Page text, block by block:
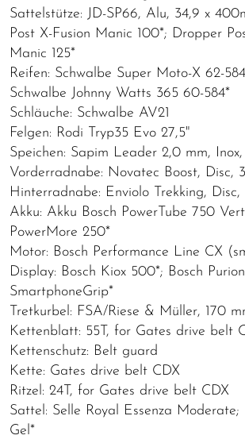
Sattelstütze: JD-SP66, Alu, 34,9 x
Post X-Fusion Manic 100*; Dropper
Manic 125*
Reifen: Schwalbe Super Moto-X 62-
Schwalbe Johnny Watts 365 60-584*
Schläuche: Schwalbe AV21
Felgen: Rodi Tryp35 Evo 27,5"
Speichen: Sapim Leader 2,0 mm,
Vorderradnabe: Novatec Boost, Disc,
Hinterradnabe: Enviolo Trekking, Disc,
Akku: Akku Bosch PowerTube 750
PowerMore 250*
Motor: Bosch Performance Line CX
Display: Bosch Kiox 500*; Bosch
SmartphoneGrip*
Tretkurbel: FSA/Riese & Müller, 170
Kettenblatt: 55T, for Gates drive belt
Kettenschutz: Belt guard
Kette: Gates drive belt CDX
Ritzel: 24T, for Gates drive belt CDX
Sattel: Selle Royal Essenza Moderate;
Gel*